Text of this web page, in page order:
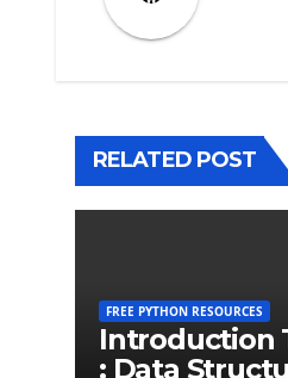
RELATED POST
FREE PYTHON RESOURCES
Introduction
: Data